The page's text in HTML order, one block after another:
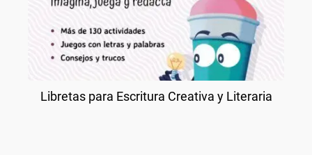
Libretas para Escritura Creativa y Literaria